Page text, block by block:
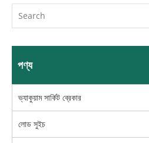
পণ্য
ভ্যাকুয়াম সার্কিট ব্রেকার
লোড সুইচ